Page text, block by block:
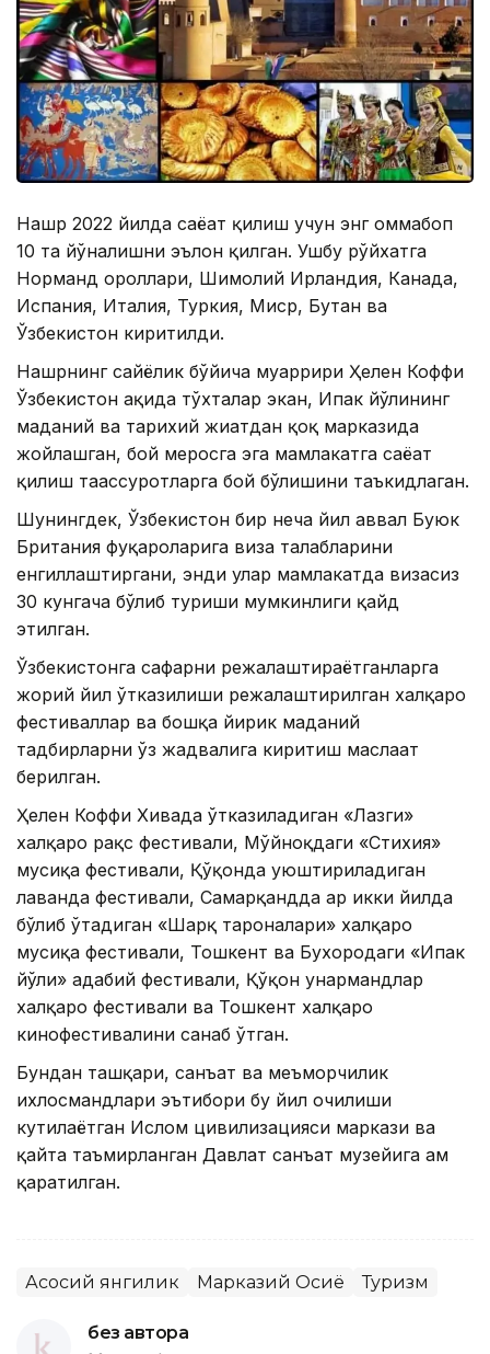
Нашр 2022 йилда саёҳат қилиш учун энг оммабоп
10 та йўналишни эълон қилган. Ушбу рўйхатга
Норманд ороллари, Шимолий Ирландия, Канада,
Испания, Италия, Туркия, Миср, Бутан ва
Ўзбекистон киритилди.
Нашрнинг сайёҳлик бўйича муҳаррири Ҳелен Коффи
Ўзбекистон ҳақида тўхталар экан, Ипак йўлининг
маданий ва тарихий жиҳатдан қоқ марказида
жойлашган, бой меросга эга мамлакатга саёҳат
қилиш таассуротларга бой бўлишини таъкидлаган.
Шунингдек, Ўзбекистон бир неча йил аввал Буюк
Британия фуқароларига виза талабларини
енгиллаштиргани, энди улар мамлакатда визасиз
30 кунгача бўлиб туриши мумкинлиги қайд
этилган.
Ўзбекистонга сафарни режалаштираётганларга
жорий йил ўтказилиши режалаштирилган халқаро
фестиваллар ва бошқа йирик маданий
тадбирларни ўз жадвалига киритиш маслаҳат
берилган.
Ҳелен Коффи Хивада ўтказиладиган «Лазги»
халқаро рақс фестивали, Мўйноқдаги «Стихия»
мусиқа фестивали, Қўқонда уюштириладиган
лаванда фестивали, Самарқандда ҳар икки йилда
бўлиб ўтадиган «Шарқ тароналари» халқаро
мусиқа фестивали, Тошкент ва Бухородаги «Ипак
йўли» адабий фестивали, Қўқон ҳунармандлар
халқаро фестивали ва Тошкент халқаро
кинофестивалини санаб ўтган.
Бундан ташқари, санъат ва меъморчилик
ихлосмандлари эътибори бу йил очилиши
кутилаётган Ислом цивилизацияси маркази ва
қайта таъмирланган Давлат санъат музейига ҳам
қаратилган.
Асосий янгилик Марказий Осиё Туризм
без автора